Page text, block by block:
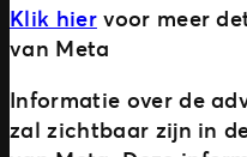
Klik hiervoor meer
van Meta
Informatie over de
zal zichtbaar zijn in